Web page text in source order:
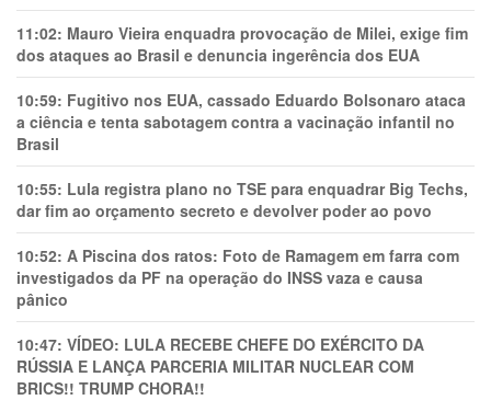
11:02: Mauro Vieira enquadra provocação de Milei, exige fim
dos ataques ao Brasil e denuncia ingerência dos EUA
10:59: Fugitivo nos EUA, cassado Eduardo Bolsonaro ataca
a ciência e tenta sabotagem contra a vacinação infantil no
Brasil
10:55: Lula registra plano no TSE para enquadrar Big Techs,
dar fim ao orçamento secreto e devolver poder ao povo
10:52: A Piscina dos ratos: Foto de Ramagem em farra com
investigados da PF na operação do INSS vaza e causa
pânico
10:47: VÍDEO: LULA RECEBE CHEFE DO EXÉRCITO DA
RÚSSIA E LANÇA PARCERIA MILITAR NUCLEAR COM
BRICS!! TRUMP CHORA!!